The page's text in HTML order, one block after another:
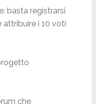
basta registrarsi
attribuire i 10 voti
che,